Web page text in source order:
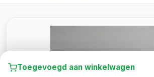
Toegevoegd aan winkelwagen